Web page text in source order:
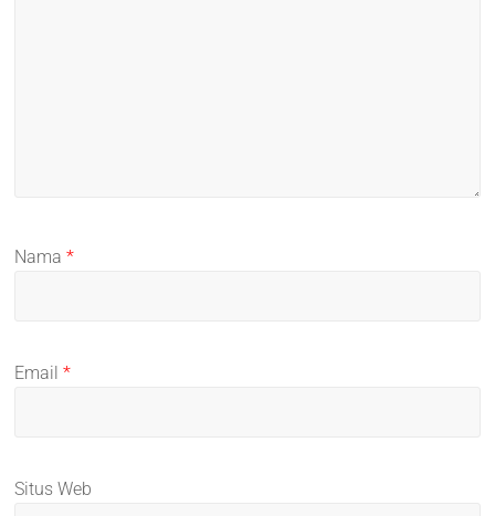
Nama*
Email*
Situs Web